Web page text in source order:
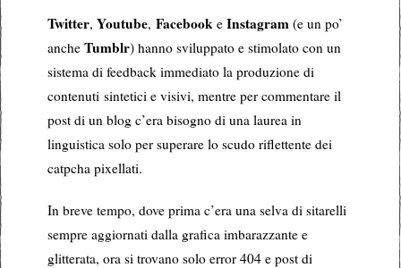
Twitter, Youtube, Facebook e Instagram (e un po’
anche Tumblr) hanno sviluppato e stimolato con un
sistema di feedback immediato la produzione di
contenuti sintetici e visivi, mentre per commentare il
post di un blog c’era bisogno di una laurea in
linguistica solo per superare lo scudo riflettente dei
catpcha pixellati.
In breve tempo, dove prima c’era una selva di sitarelli
sempre aggiornati dalla grafica imbarazzante e
glitterata, ora si trovano solo error 404 e post di